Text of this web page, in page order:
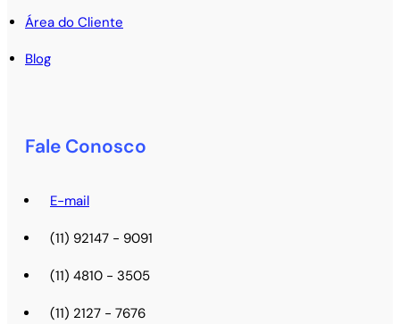
Área do Cliente
Blog
Fale Conosco
E-mail
(11) 92147 - 9091
(11) 4810 - 3505
(11) 2127 - 7676